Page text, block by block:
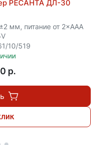
РЕСАНТА ДЛ-30
мм, питание от 2×ААА
10/519
p.